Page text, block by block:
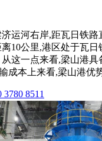
运河右岸,距瓦日铁路
10公里,港区处于瓦日
这一点来看,梁山港具
成本上来看,梁山港优
8511